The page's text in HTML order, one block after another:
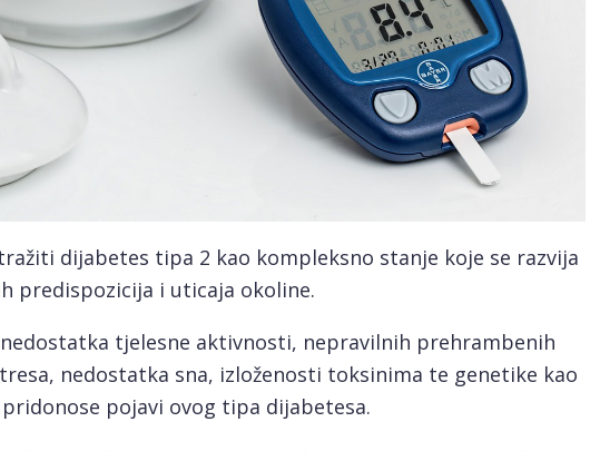
dijabetes tipa 2 kao kompleksno stanje koje se razvija
predispozicija i uticaja okoline.
tjelesne aktivnosti, nepravilnih prehrambenih
nedostatka sna, izloženosti toksinima te genetike kao
pojavi ovog tipa dijabetesa.